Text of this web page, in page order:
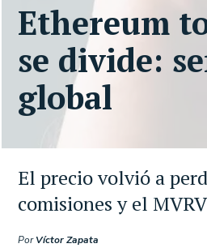
El precio volvió a
comisiones y el
PorVíctor Zapata
Ethereum
se divide:
global